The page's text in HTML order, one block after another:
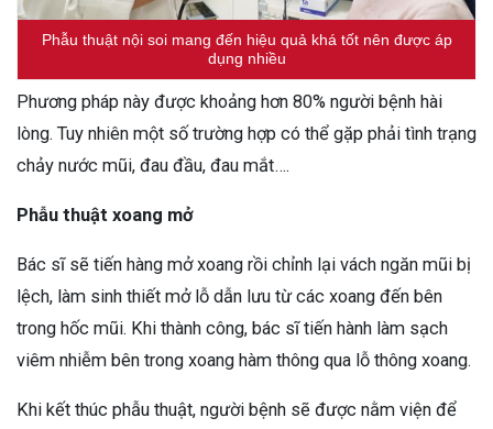
Phẫu thuật nội soi mang đến hiệu quả khá tốt nên được áp
dụng nhiều
Phương pháp này được khoảng hơn 80% người bệnh hài
lòng. Tuy nhiên một số trường hợp có thể gặp phải tình trạng
chảy nước mũi, đau đầu, đau mắt….
Phẫu thuật xoang mở
Bác sĩ sẽ tiến hàng mở xoang rồi chỉnh lại vách ngăn mũi bị
lệch, làm sinh thiết mở lỗ dẫn lưu từ các xoang đến bên
trong hốc mũi. Khi thành công, bác sĩ tiến hành làm sạch
viêm nhiễm bên trong xoang hàm thông qua lỗ thông xoang.
Khi kết thúc phẫu thuật, người bệnh sẽ được nằm viện để